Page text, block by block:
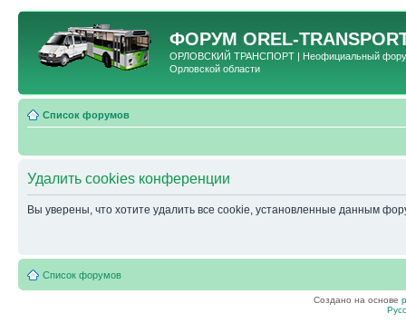
ФОРУМ OREL-
ОРЛОВСКИЙ ТРАНСПОРТ | Неофициальный форум
Орловской области
Список форумов
Удалить cookies конференции
Вы уверены, что хотите удалить все cookie, установленные данным
Список форумов
Создано на основе